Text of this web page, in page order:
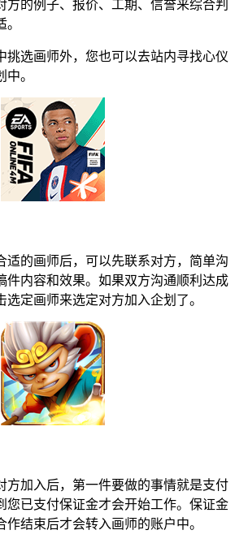
方的例子、报价、工期、信誉来综合判
选画师外，您也可以去站内寻找心仪
。
的画师后，可以先联系对方，简单沟
件内容和效果。如果双方沟通顺利达成
定画师来选定对方加入企划了。
加入后，第一件要做的事情就是支付
您已支付保证金才会开始工作。保证金
结束后才会转入画师的账户中。